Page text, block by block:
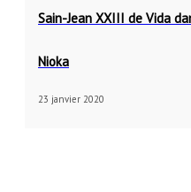
Sain-Jean XXIII de Vida
Nioka
23 janvier 2020